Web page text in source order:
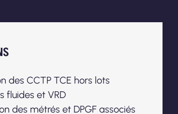
des CCTP TCE hors lots
fluides et VRD
des métrés et DPGF associés